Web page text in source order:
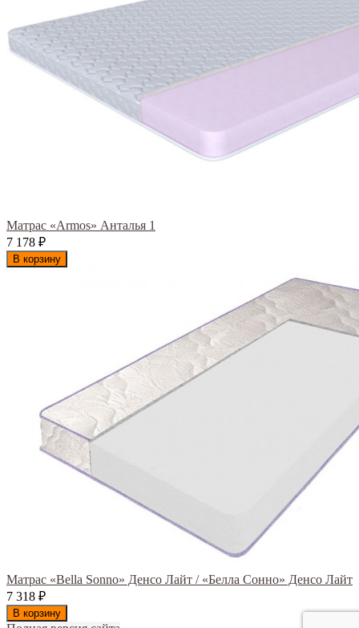
Матрас «Armos» Анталья 1
7 178 ₽
В корзину
Матрас «Bella Sonno» Денсо Лайт / «Белла Сонно» Денсо Лайт
7 318 ₽
В корзину